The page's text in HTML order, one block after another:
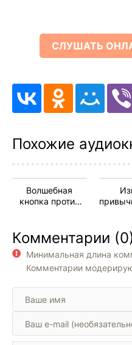
СЛУШАТЬ
Похожие
Волшебная
кнопка против
успешного
выступления
Комментарии
Минимальная длина
Комментарии